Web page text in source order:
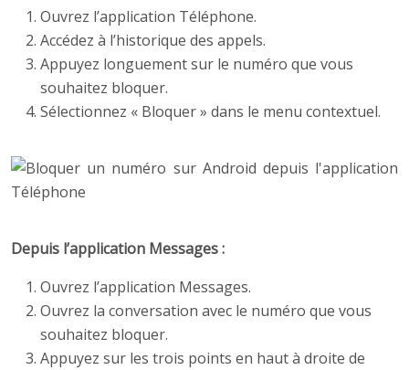
Ouvrez l’application Téléphone.
Accédez à l’historique des appels.
Appuyez longuement sur le numéro que vous
souhaitez bloquer.
Sélectionnez « Bloquer » dans le menu contextuel.
Depuis l’application Messages :
Ouvrez l’application Messages.
Ouvrez la conversation avec le numéro que vous
souhaitez bloquer.
Appuyez sur les trois points en haut à droite de